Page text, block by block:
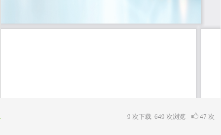
9 次下载 649 次浏览 47 次